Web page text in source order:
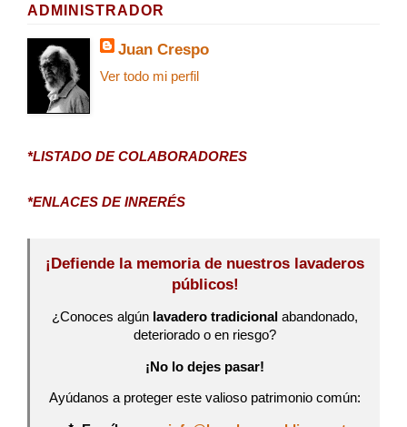
ADMINISTRADOR
Juan Crespo
Ver todo mi perfil
*LISTADO DE COLABORADORES
*ENLACES DE INRERÉS
¡Defiende la memoria de nuestros lavaderos
públicos!
¿Conoces algún lavadero tradicional abandonado,
deteriorado o en riesgo?
¡No lo dejes pasar!
Ayúdanos a proteger este valioso patrimonio común: